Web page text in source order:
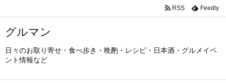
グルマン
日々のお取り寄せ・食べ歩き・晩酌・レシピ・日本酒・グルメイベ
ント情報など
RSS Feedly